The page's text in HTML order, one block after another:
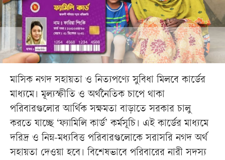
মাসিক নগদ সহায়তা ও নিত্যপণ্যে সুবিধা মিলবে কার্ডের
মাধ্যমে। মূল্যস্ফীতি ও অর্থনৈতিক চাপে থাকা
পরিবারগুলোর আর্থিক সক্ষমতা বাড়াতে সরকার চালু
করতে যাচ্ছে ‘ফ্যামিলি কার্ড’ কর্মসূচি। এই কার্ডের মাধ্যমে
দরিদ্র ও নিম্ন-মধ্যবিত্ত পরিবারগুলোকে সরাসরি নগদ অর্থ
সহায়তা দেওয়া হবে। বিশেষভাবে পরিবারের নারী সদস্য